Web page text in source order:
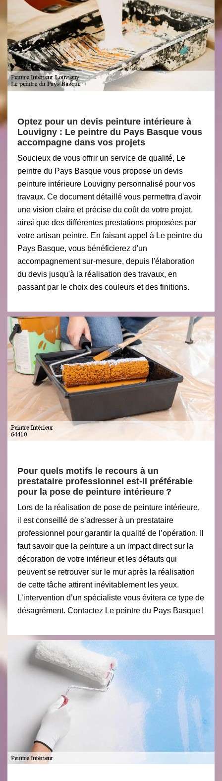
Optez pour un devis peinture intérieure à
Louvigny : Le peintre du Pays Basque vous
accompagne dans vos projets
Soucieux de vous offrir un service de qualité, Le
peintre du Pays Basque vous propose un devis
peinture intérieure Louvigny personnalisé pour vos
travaux. Ce document détaillé vous permettra d'avoir
une vision claire et précise du coût de votre projet,
ainsi que des différentes prestations proposées par
votre artisan peintre. En faisant appel à Le peintre du
Pays Basque, vous bénéficierez d'un
accompagnement sur-mesure, depuis l'élaboration
du devis jusqu'à la réalisation des travaux, en
passant par le choix des couleurs et des finitions.
Pour quels motifs le recours à un
prestataire professionnel est-il préférable
pour la pose de peinture intérieure ?
Lors de la réalisation de pose de peinture intérieure,
il est conseillé de s’adresser à un prestataire
professionnel pour garantir la qualité de l’opération. Il
faut savoir que la peinture a un impact direct sur la
décoration de votre intérieur et les défauts qui
peuvent se retrouver sur le mur après la réalisation
de cette tâche attirent inévitablement les yeux.
L’intervention d’un spécialiste vous évitera ce type de
désagrément. Contactez Le peintre du Pays Basque !